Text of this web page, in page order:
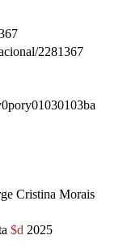
2281367
Cristina Morais
$d 2025